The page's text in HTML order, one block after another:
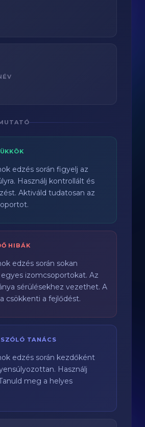
edzés során figyelj az
Használj kontrollált és
Aktiváld tudatosan az
HIBÁK
edzés során sokan
izomcsoportokat. Az
sérülésekhez vezethet. A
csökkenti a fejlődést.
TANÁCS
edzés során kezdőként
Használj
meg a helyes